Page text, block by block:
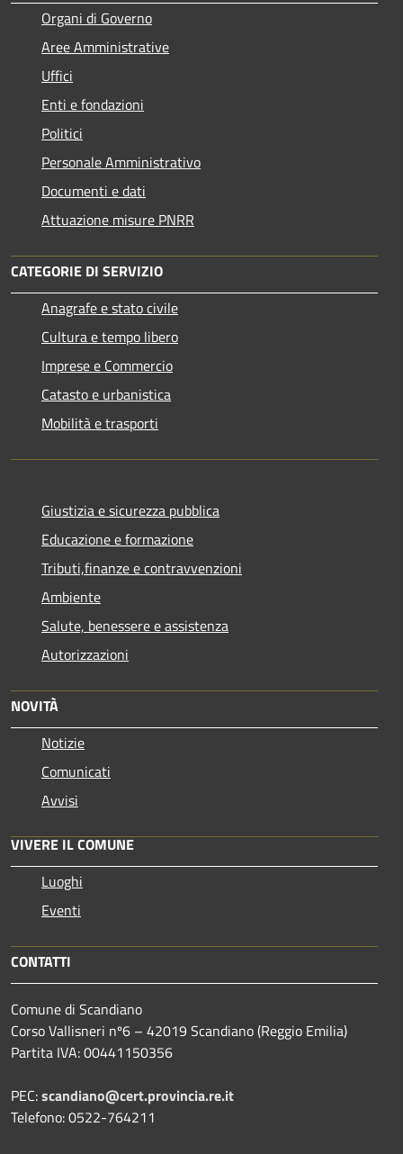
Organi di Governo
Aree Amministrative
Uffici
Enti e fondazioni
Politici
Personale Amministrativo
Documenti e dati
Attuazione misure PNRR
CATEGORIE DI SERVIZIO
Anagrafe e stato civile
Cultura e tempo libero
Imprese e Commercio
Catasto e urbanistica
Mobilità e trasporti
Giustizia e sicurezza pubblica
Educazione e formazione
Tributi,finanze e contravvenzioni
Ambiente
Salute, benessere e assistenza
Autorizzazioni
NOVITÀ
Notizie
Comunicati
Avvisi
VIVERE IL COMUNE
Luoghi
Eventi
CONTATTI
Comune di Scandiano
Corso Vallisneri nº6 – 42019 Scandiano (Reggio Emilia)
Partita IVA: 00441150356
PEC:scandiano@cert.provincia.re.it
Telefono: 0522-764211